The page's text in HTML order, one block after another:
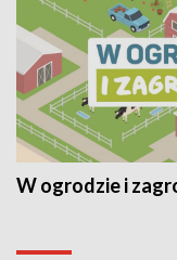
W ogrodzie i